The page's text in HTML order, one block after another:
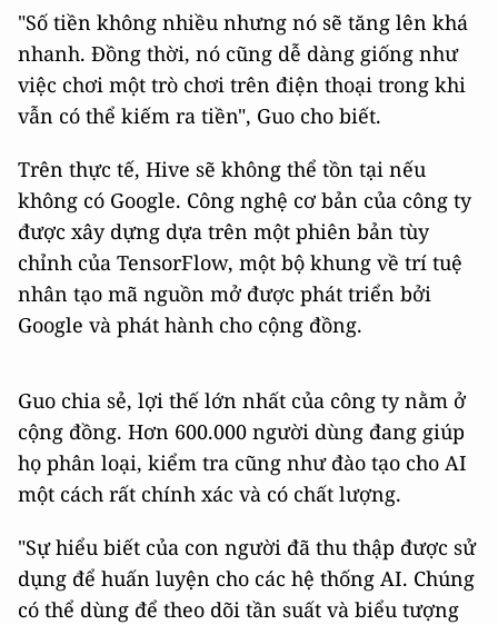
"Số tiền không nhiều nhưng nó sẽ tăng lên khá
nhanh. Đồng thời, nó cũng dễ dàng giống như
việc chơi một trò chơi trên điện thoại trong khi
vẫn có thể kiếm ra tiền", Guo cho biết.
Trên thực tế, Hive sẽ không thể tồn tại nếu
không có Google. Công nghệ cơ bản của công ty
được xây dựng dựa trên một phiên bản tùy
chỉnh của TensorFlow, một bộ khung về trí tuệ
nhân tạo mã nguồn mở được phát triển bởi
Google và phát hành cho cộng đồng.
Guo chia sẻ, lợi thế lớn nhất của công ty nằm ở
cộng đồng. Hơn 600.000 người dùng đang giúp
họ phân loại, kiểm tra cũng như đào tạo cho AI
một cách rất chính xác và có chất lượng.
"Sự hiểu biết của con người đã thu thập được sử
dụng để huấn luyện cho các hệ thống AI. Chúng
có thể dùng để theo dõi tần suất và biểu tượng